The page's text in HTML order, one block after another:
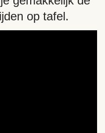
op tafel.